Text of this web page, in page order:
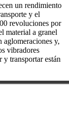
un rendimiento
y el
revoluciones por
material a granel
y,
vibradores
y transportar están